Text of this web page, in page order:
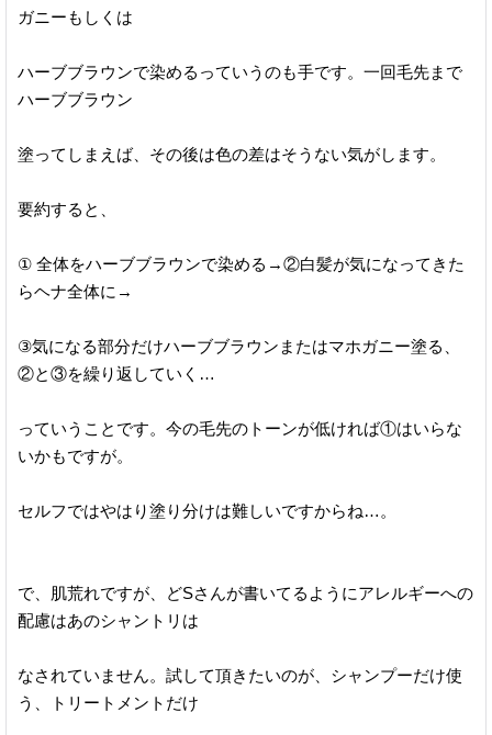
ガニーもしくは
ハーブブラウンで染めるっていうのも手です。一回毛先まで
ハーブブラウン
塗ってしまえば、その後は色の差はそうない気がします。
要約すると、
① 全体をハーブブラウンで染める→②白髪が気になってきた
らヘナ全体に→
③気になる部分だけハーブブラウンまたはマホガニー塗る、
②と③を繰り返していく…
っていうことです。今の毛先のトーンが低ければ①はいらな
いかもですが。
セルフではやはり塗り分けは難しいですからね…。
で、肌荒れですが、どSさんが書いてるようにアレルギーへの
配慮はあのシャントリは
なされていません。試して頂きたいのが、シャンプーだけ使
う、トリートメントだけ